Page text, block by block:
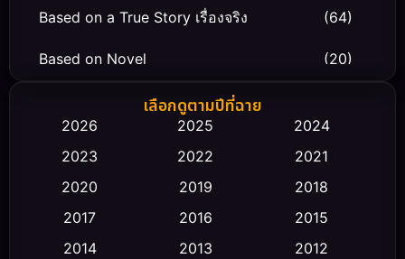
Based on a True Story เรื่องจริง (64)
Based on Novel (20)
Biography ชีวิตจริง
Classic หนังคลาสสิก (23)
Comedy ตลก (458)
เลือกดูตามปีที่ฉาย
2026 2025
2024
2023
2022
2021
2020
2019
2018
2017
2016
2015
2014
2013
2012